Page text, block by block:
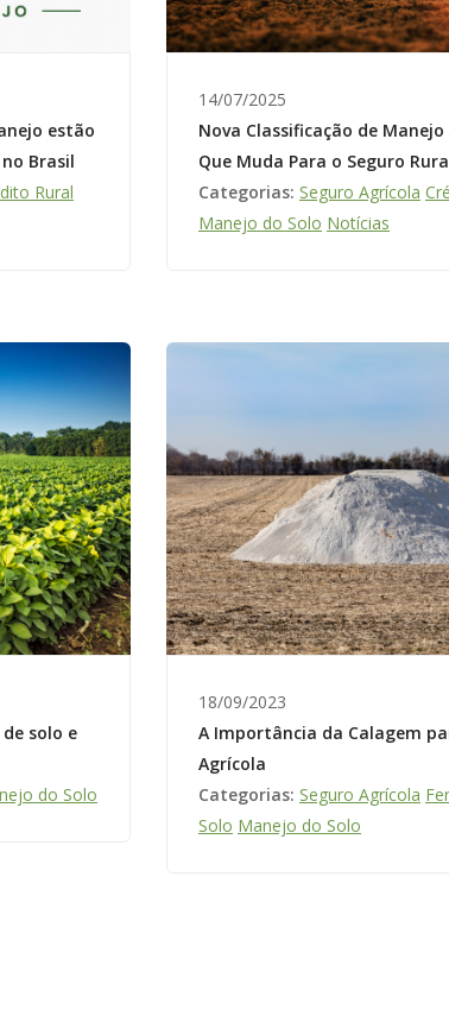
estão
Brasil
Rural
14/07/2025
Nova Classificação de
Que Muda Para o Seguro
Categorias: Seguro Agrícola
Manejo do Solo Notícias
solo e
do Solo
18/09/2023
A Importância da Calagem
Agrícola
Categorias: Seguro Agrícola
Solo Manejo do Solo